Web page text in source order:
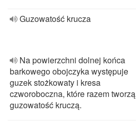
Guzowatość krucza
Na powierzchni dolnej końca
barkowego obojczyka występuje
guzek stożkowaty i kresa
czworoboczna, które razem tworzą
guzowatość kruczą.